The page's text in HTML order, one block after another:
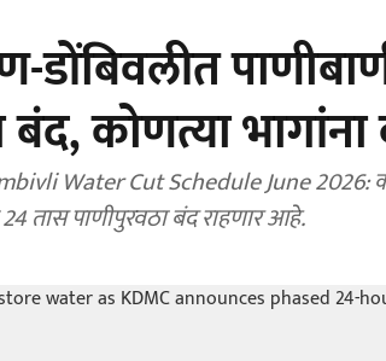
डोंबिवलीत
बंद, कोणत्या
Water Cut Schedule June 2026:
24 तास पाणीपुरवठा बंद राहणार आहे.